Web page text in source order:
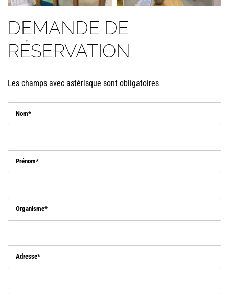
DEMANDE DE
RÉSERVATION
Les champs avec astérisque sont obligatoires
Nom
Prénom
Organisme
Adresse